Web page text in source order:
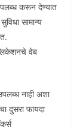
करून देण्यात
सामान्य
वेब
नाही अशा
दुसरा फायदा